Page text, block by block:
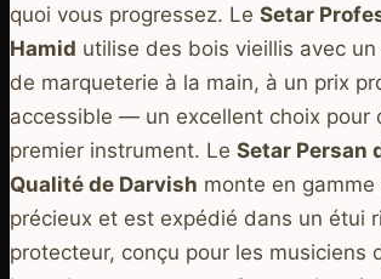
quoi vous progressez. Le Setar
Hamid utilise des bois vieillis avec
de marqueterie à la main, à un prix
accessible — un excellent choix pour
premier instrument. Le Setar Persan
Qualité de Darvish monte en
précieux et est expédié dans un étui
protecteur, conçu pour les musiciens